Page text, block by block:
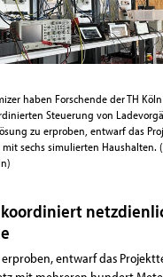
haben Forschende der TH
Steuerung von
zu erproben, entwarf das
sechs simulierten Haushalten.
entwarf das